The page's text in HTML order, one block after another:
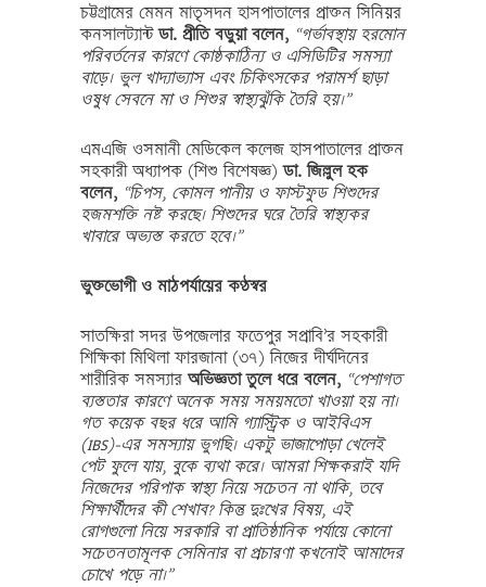
চট্টগ্রামের মেমন মাতৃসদন হাসপাতালের প্রাক্তন সিনিয়র
কনসালট্যান্টডা. প্রীতি বড়ুয়া বলেন, “গর্ভাবস্থায় হরমোন
পরিবর্তনের কারণে কোষ্ঠকাঠিন্য ও এসিডিটির সমস্যা
বাড়ে। ভুল খাদ্যাভ্যাস এবং চিকিৎসকের পরামর্শ ছাড়া
ওষুধ সেবনে মা ও শিশুর স্বাস্থ্যঝুঁকি তৈরি হয়।”
এমএজি ওসমানী মেডিকেল কলেজ হাসপাতালের প্রাক্তন
সহকারী অধ্যাপক (শিশু বিশেষজ্ঞ)ডা. জিল্লুল হক
বলেন, “চিপস, কোমল পানীয় ও ফাস্টফুড শিশুদের
হজমশক্তি নষ্ট করছে। শিশুদের ঘরে তৈরি স্বাস্থ্যকর
খাবারে অভ্যস্ত করতে হবে।”
ভুক্তভোগী ও মাঠপর্যায়ের কণ্ঠস্বর
সাতক্ষিরা সদর উপজেলার ফতেপুর সপ্রাবি’র সহকারী
শিক্ষিকা মিথিলা ফারজানা (৩৭) নিজের দীর্ঘদিনের
শারীরিক সমস্যারঅভিজ্ঞতা তুলে ধরে বলেন, “পেশাগত
ব্যস্ততার কারণে অনেক সময় সময়মতো খাওয়া হয় না।
গত কয়েক বছর ধরে আমি গ্যাস্ট্রিক ও আইবিএস
(IBS)-এর সমস্যায় ভুগছি। একটু ভাজাপোড়া খেলেই
পেট ফুলে যায়, বুকে ব্যথা করে। আমরা শিক্ষকরাই যদি
নিজেদের পরিপাক স্বাস্থ্য নিয়ে সচেতন না থাকি, তবে
শিক্ষার্থীদের কী শেখাব? কিন্তু দুঃখের বিষয়, এই
রোগগুলো নিয়ে সরকারি বা প্রাতিষ্ঠানিক পর্যায়ে কোনো
সচেতনতামূলক সেমিনার বা প্রচারণা কখনোই আমাদের
চোখে পড়ে না।”